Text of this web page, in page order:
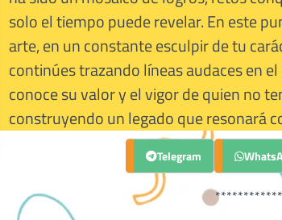
solo el tiempo puede revelar. En este
arte, en un constante esculpir de tu
continúes trazando líneas audaces en
conoce su valor y el vigor de quien no
construyendo un legado que resonará
Telegram